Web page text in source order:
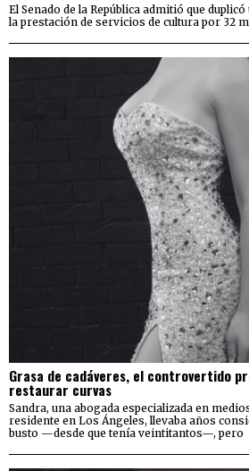
El Senado de la República admitió que
la prestación de servicios de cultura por 32
Grasa de cadáveres, el controvertido
restaurar curvas
Sandra, una abogada especializada en
residente en Los Ángeles, llevaba años
busto —desde que tenía veintitantos—, pero